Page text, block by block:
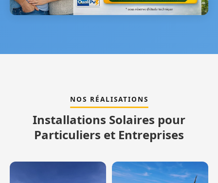
NOS RÉALISATIONS
Installations Solaires pour
Particuliers et Entreprises